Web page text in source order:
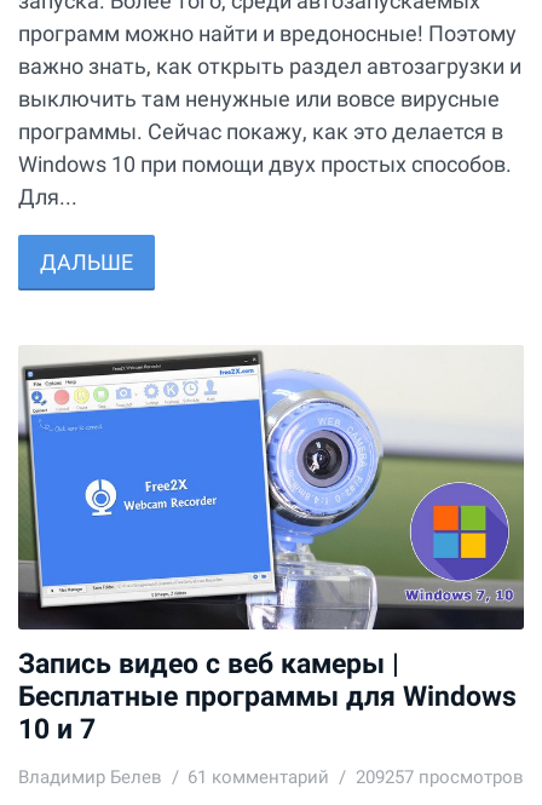
программ можно найти и вредоносные! Поэтому
важно знать, как открыть раздел автозагрузки и
выключить там ненужные или вовсе вирусные
программы. Сейчас покажу, как это делается в
Windows 10 при помощи двух простых способов.
Для...
ДАЛЬШЕ
Запись видео с веб камеры |
Бесплатные программы для Windows
10 и 7
Владимир Белев 61 комментарий 209257 просмотров